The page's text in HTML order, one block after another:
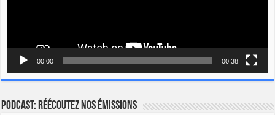
00:00 00:38
Podcast: Réécoutez nos émissions